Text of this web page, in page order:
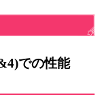
での性能